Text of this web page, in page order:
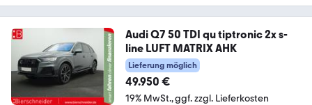
Audi Q7 50 TDI qu tiptronic 2x s-
line LUFT MATRIX AHK
Lieferung möglich
49.950 €
19% MwSt. ggf. zzgl. Lieferkosten